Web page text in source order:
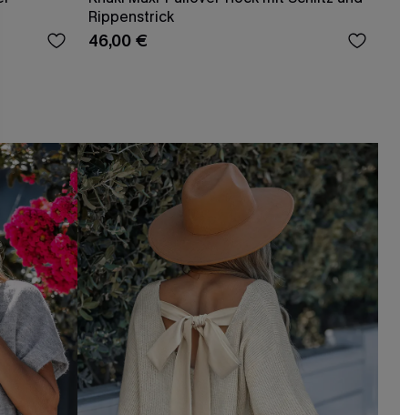
Rippenstrick
46,00 €
E-Mail-Abonnenten.
Code ist einmal gültig.
und Updates von Cupshe per E-
außerdem unsereAllgemeinen
. Sie können